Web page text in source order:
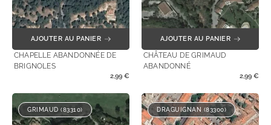
AJOUTER AU PANIER
CHAPELLE ABANDONNÉE DE
BRIGNOLES
2,99 €
AJOUTER AU PANIER
CHÂTEAU DE GRIMAUD
ABANDONNÉ
2,99 €
GRIMAUD (83310) DRAGUIGNAN (83300)